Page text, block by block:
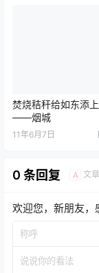
焚烧秸秆给如东添
——烟城
11年6月7日
0 条回复 A 文
欢迎您，新朋友，